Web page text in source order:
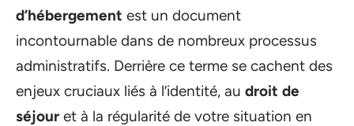
d’hébergement est un document
incontournable dans de nombreux processus
administratifs. Derrière ce terme se cachent des
enjeux cruciaux liés à l’identité, au droit de
séjour et à la régularité de votre situation en